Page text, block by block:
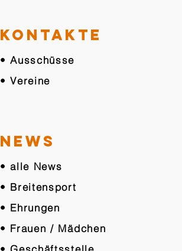
KONTAKTE
• Ausschüsse
• Vereine
NEWS
• alle News
• Breitensport
• Ehrungen
• Frauen / Mädchen